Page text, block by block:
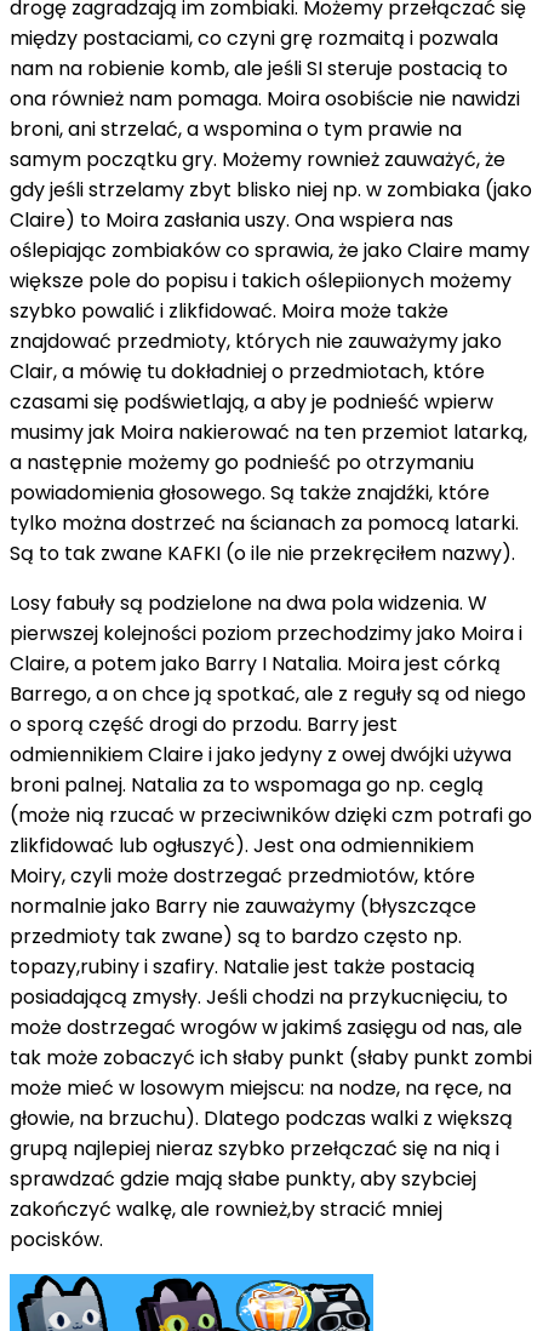
drogę zagradzają im zombiaki. Możemy przełączać się
między postaciami, co czyni grę rozmaitą i pozwala
nam na robienie komb, ale jeśli SI steruje postacią to
ona również nam pomaga. Moira osobiście nie nawidzi
broni, ani strzelać, a wspomina o tym prawie na
samym początku gry. Możemy rownież zauważyć, że
gdy jeśli strzelamy zbyt blisko niej np. w zombiaka (jako
Claire) to Moira zasłania uszy. Ona wspiera nas
oślepiając zombiaków co sprawia, że jako Claire mamy
większe pole do popisu i takich oślepiionych możemy
szybko powalić i zlikfidować. Moira może także
znajdować przedmioty, których nie zauważymy jako
Clair, a mówię tu dokładniej o przedmiotach, które
czasami się podświetlają, a aby je podnieść wpierw
musimy jak Moira nakierować na ten przemiot latarką,
a następnie możemy go podnieść po otrzymaniu
powiadomienia głosowego. Są także znajdźki, które
tylko można dostrzeć na ścianach za pomocą latarki.
Są to tak zwane KAFKI (o ile nie przekręciłem nazwy).
Losy fabuły są podzielone na dwa pola widzenia. W
pierwszej kolejności poziom przechodzimy jako Moira i
Claire, a potem jako Barry I Natalia. Moira jest córką
Barrego, a on chce ją spotkać, ale z reguły są od niego
o sporą część drogi do przodu. Barry jest
odmiennikiem Claire i jako jedyny z owej dwójki używa
broni palnej. Natalia za to wspomaga go np. ceglą
(może nią rzucać w przeciwników dzięki czm potrafi go
zlikfidować lub ogłuszyć). Jest ona odmiennikiem
Moiry, czyli może dostrzegać przedmiotów, które
normalnie jako Barry nie zauważymy (błyszczące
przedmioty tak zwane) są to bardzo często np.
topazy,rubiny i szafiry. Natalie jest także postacią
posiadającą zmysły. Jeśli chodzi na przykucnięciu, to
może dostrzegać wrogów w jakimś zasięgu od nas, ale
tak może zobaczyć ich słaby punkt (słaby punkt zombi
może mieć w losowym miejscu: na nodze, na ręce, na
głowie, na brzuchu). Dlatego podczas walki z większą
grupą najlepiej nieraz szybko przełączać się na nią i
sprawdzać gdzie mają słabe punkty, aby szybciej
zakończyć walkę, ale rownież,by stracić mniej
pocisków.